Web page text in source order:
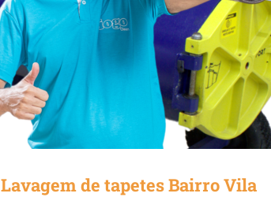
Lavagem de tapetes Bairro Vila